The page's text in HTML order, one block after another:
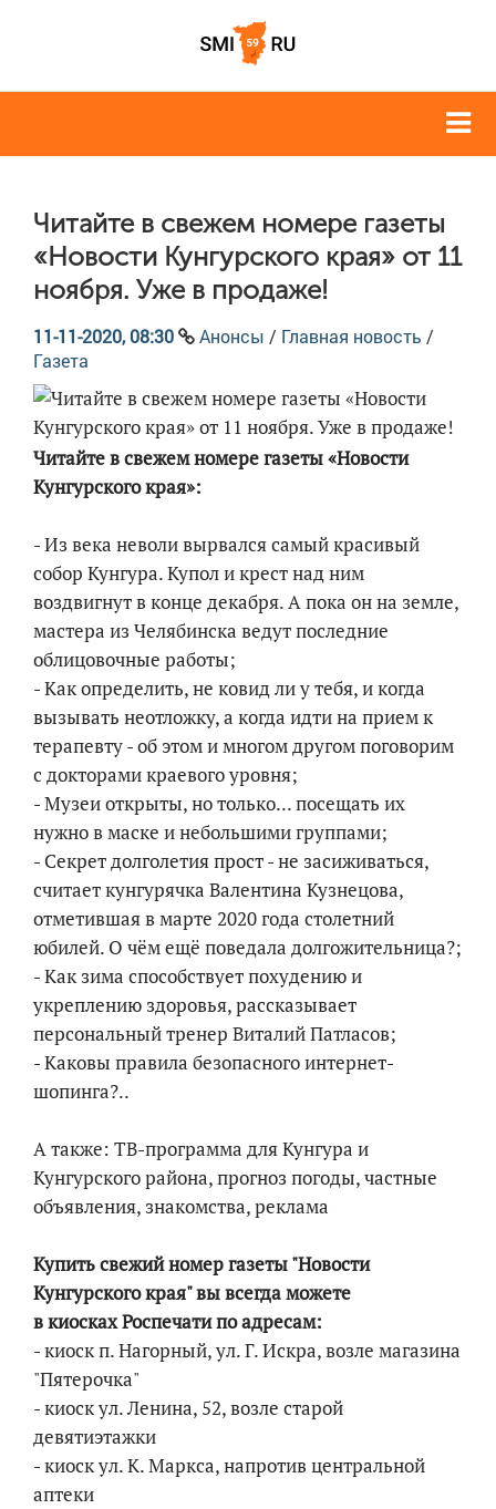
Читайте в свежем номере газеты
«Новости Кунгурского края» от 11
ноября. Уже в продаже!
11-11-2020, 08:30 Анонсы / Главная новость /
Газета
Читайте в свежем номере газеты «Новости
Кунгурского края»:
- Из века неволи вырвался самый красивый
собор Кунгура. Купол и крест над ним
воздвигнут в конце декабря. А пока он на земле,
мастера из Челябинска ведут последние
облицовочные работы;
- Как определить, не ковид ли у тебя, и когда
вызывать неотложку, а когда идти на прием к
терапевту - об этом и многом другом поговорим
с докторами краевого уровня;
- Музеи открыты, но только... посещать их
нужно в маске и небольшими группами;
- Секрет долголетия прост - не засиживаться,
считает кунгурячка Валентина Кузнецова,
отметившая в марте 2020 года столетний
юбилей. О чём ещё поведала долгожительница?;
- Как зима способствует похудению и
укреплению здоровья, рассказывает
персональный тренер Виталий Патласов;
- Каковы правила безопасного интернет-
шопинга?..
А также: ТВ-программа для Кунгура и
Кунгурского района, прогноз погоды, частные
объявления, знакомства, реклама
Купить свежий номер газеты "Новости
Кунгурского края" вы всегда можете
в киосках Роспечати по адресам:
- киоск п. Нагорный, ул. Г. Искра, возле магазина
"Пятерочка"
- киоск ул. Ленина, 52, возле старой
девятиэтажки
- киоск ул. К. Маркса, напротив центральной
аптеки